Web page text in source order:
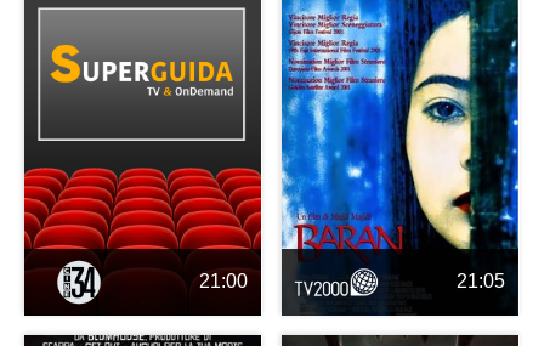
21:00 21:05